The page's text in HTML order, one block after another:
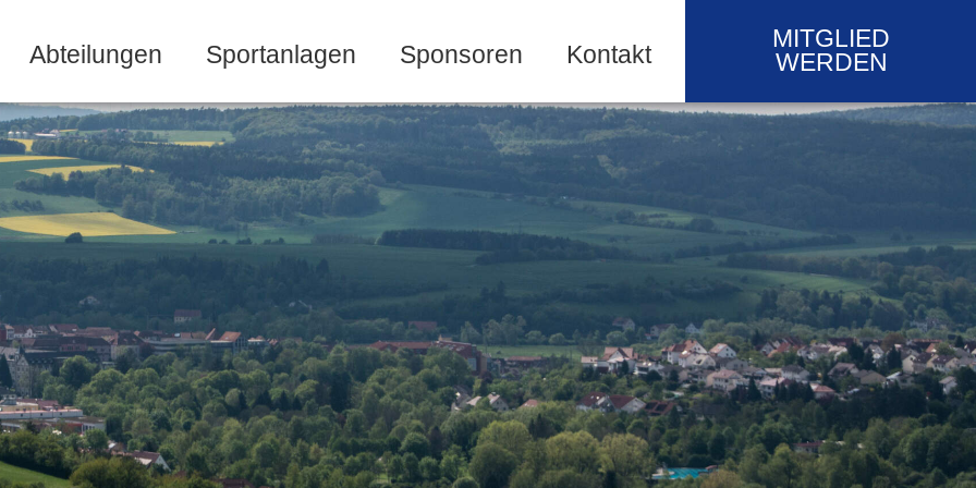
Abteilungen Sportanlagen Sponsoren Kontakt
MITGLIED
WERDEN